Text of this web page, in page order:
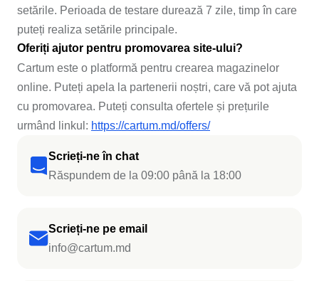
Scrieți-ne în chat
Răspundem de la 09:00 până la 18:00
Scrieți-ne pe email
info@cartum.md
setările. Perioada de testare durează 7 zile, timp în care
puteți realiza setările principale.
Oferiți ajutor pentru promovarea site-ului?
Cartum este o platformă pentru crearea magazinelor
online. Puteți apela la partenerii noștri, care vă pot ajuta
cu promovarea. Puteți consulta ofertele și prețurile
urmând linkul: https://cartum.md/offers/